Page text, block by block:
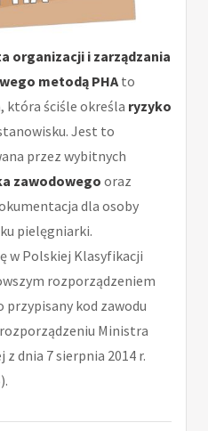
organizacji i zarządzania
metodą PHA to
która ściśle określa ryzyko
Jest to
przez wybitnych
zawodowegooraz
dla osoby
pielęgniarki.
w Polskiej Klasyfikacji
rozporządzeniem
kod zawodu
Ministra
z dnia 7 sierpnia 2014 r.